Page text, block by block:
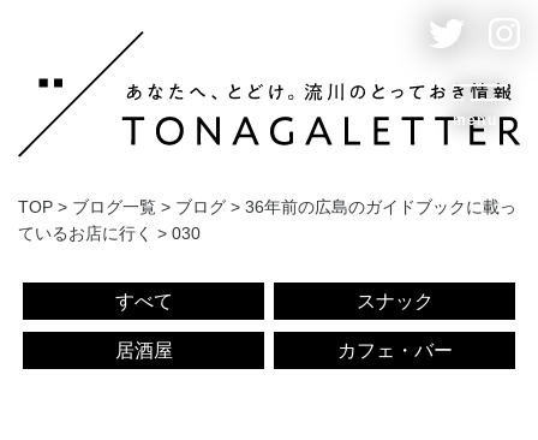
menu
TOP > ブログ一覧 > ブログ > 36年前の広島のガイドブックに載っ
ているお店に行く > 030
すべて スナック
居酒屋 カフェ・バー